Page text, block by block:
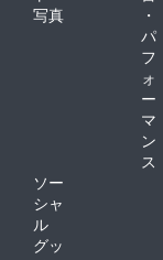
写真
・
パ
フ
ォ
ー
マ
ン
ス
ソー
シャ
ル
グッ